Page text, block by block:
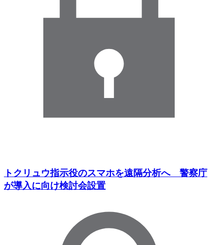
トクリュウ指示役のスマホを遠隔分析へ 警察庁
が導入に向け検討会設置